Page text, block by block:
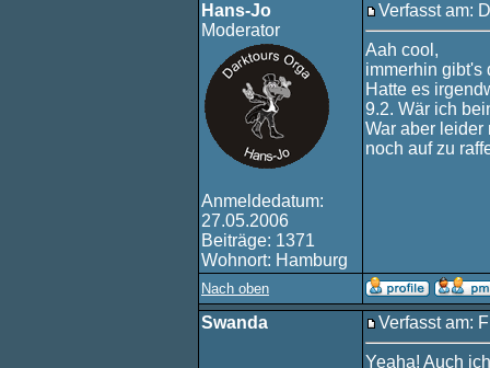
Hans-Jo
Moderator
Anmeldedatum:
27.05.2006
Beiträge: 1371
Wohnort: Hamburg
Verfasst am:
Aah cool,
immerhin gibt's
Hatte es
9.2. Wär ich
War aber leider
noch auf zu
Nach oben
Swanda Verfasst am:
Yeaha! Auch